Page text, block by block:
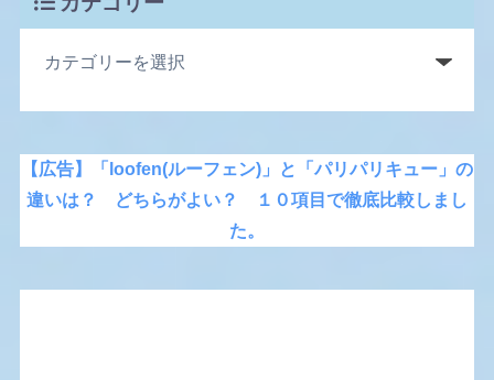
【広告】「loofen(ルーフェン)」と「パリパリキュー」の
違いは？ どちらがよい？ １０項目で徹底比較しまし
た。